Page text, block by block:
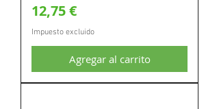
Precio
12,75 €
Impuesto excluido
Agregar al carrito